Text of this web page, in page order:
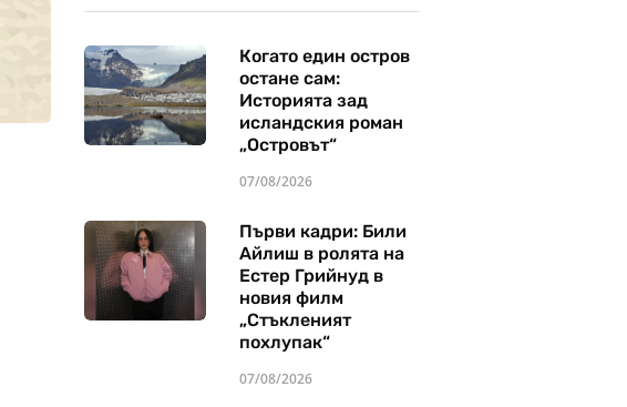
Когато един остров
остане сам:
Историята зад
исландския роман
„Островът“
07/08/2026
Първи кадри: Били
Айлиш в ролята на
Естер Грийнуд в
новия филм
„Стъкленият
похлупак“
07/08/2026